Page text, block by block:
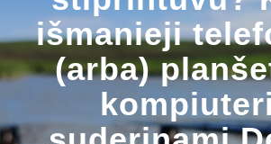
išmanieji
(arba)